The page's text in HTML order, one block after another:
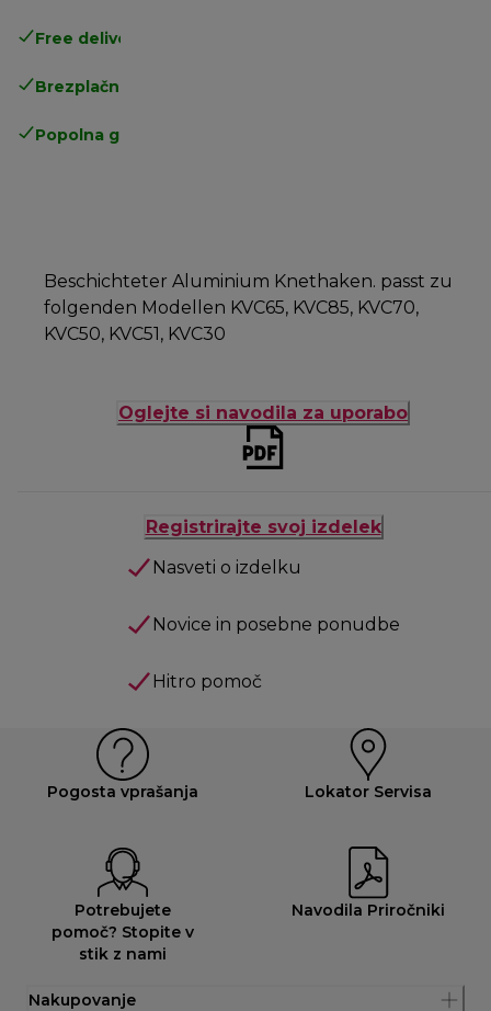
Free delivery in 1-3 days
Brezplačna vračila
Popolna garancija proizvajalca
Beschichteter Aluminium Knethaken. passt zu
folgenden Modellen KVC65, KVC85, KVC70,
KVC50, KVC51, KVC30
Oglejte si navodila za uporabo
Registrirajte svoj izdelek
Nasveti o izdelku
Novice in posebne ponudbe
Hitro pomoč
Pogosta vprašanja Lokator Servisa
Potrebujete
pomoč? Stopite v
stik z nami
Navodila Priročniki
Nakupovanje